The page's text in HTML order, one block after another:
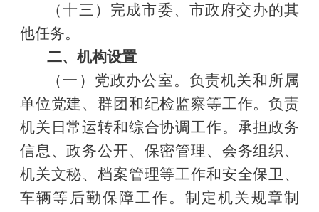
（十三）完成市委、市政府交办的其
他任务。
二、机构设置
（一）党政办公室。负责机关和所属
单位党建、群团和纪检监察等工作。负责
机关日常运转和综合协调工作。承担政务
信息、政务公开、保密管理、会务组织、
机关文秘、档案管理等工作和安全保卫、
车辆等后勤保障工作。制定机关规章制